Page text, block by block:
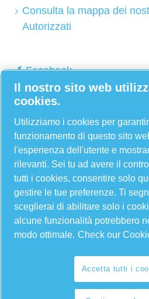
Consulta la mappa dei
Autorizzati
Facebook
Twitter
YouTube
Linkedin
Instagram
Legal & Privacy Notices
Gestione preferenze
Il nostro sito web
cookies.
Utilizziamo i cookies per
funzionamento di questo sito
l'esperienza dell'utente e
rilevanti. Sei tu ad avere il
tutti i cookies, consentire solo
gestire le tue preferenze. Ti
sceglierai di abilitare solo i
alcune funzionalità potrebbero
modo ottimale. Check our
Accetta tutti i